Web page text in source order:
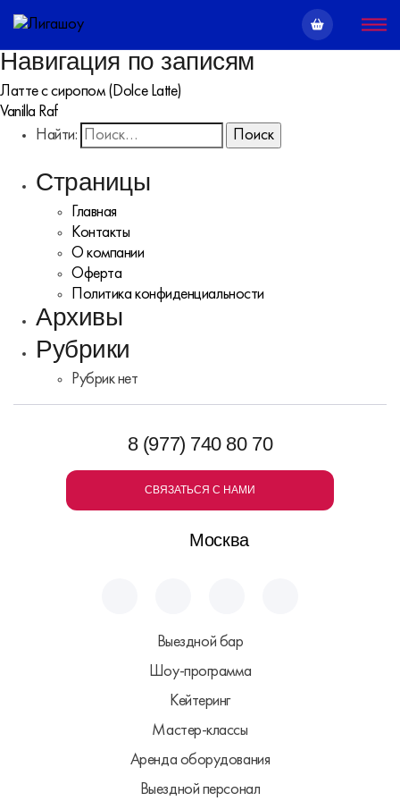
Навигация по записям
Латте с сиропом (Dolce Latte)
Vanilla Raf
Найти:
Страницы
Главная
Контакты
О компании
Оферта
Политика конфиденциальности
Архивы
Рубрики
Рубрик нет
8 (977) 740 80 70
СВЯЗАТЬСЯ С НАМИ
Москва
Выездной бар
Шоу-программа
Кейтеринг
Мастер-классы
Аренда оборудования
Выездной персонал